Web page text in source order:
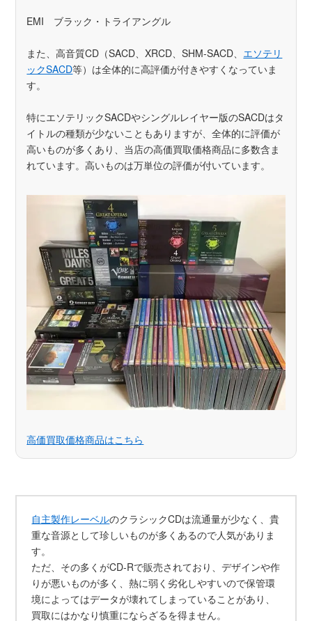
EMI ブラック・トライアングル
また、高音質CD（SACD、XRCD、SHM-SACD、 エソテリ
ックSACD等）は全体的に高評価が付きやすくなっていま
す。
特にエソテリックSACDやシングルレイヤー版のSACDはタ
イトルの種類が少ないこともありますが、全体的に評価が
高いものが多くあり、当店の高価買取価格商品に多数含ま
れています。高いものは万単位の評価が付いています。
高価買取価格商品はこちら
自主製作レーベルのクラシックCDは流通量が少なく、貴
重な音源として珍しいものが多くあるので人気がありま
す。
ただ、その多くがCD-Rで販売されており、デザインや作
りが悪いものが多く、熱に弱く劣化しやすいので保管環
境によってはデータが壊れてしまっていることがあり、
買取にはかなり慎重にならざるを得ません。